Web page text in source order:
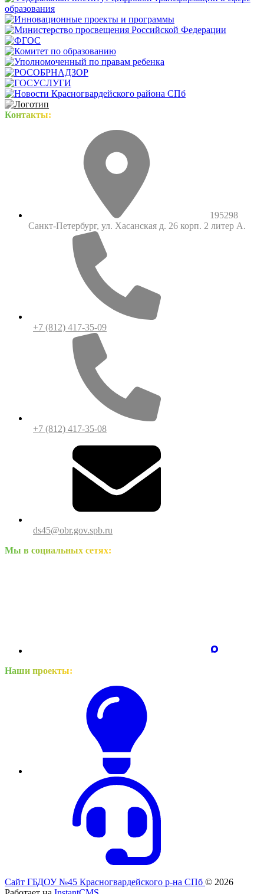
Контакты:
195298
Санкт-Петербург, ул. Хасанская д. 26 корп. 2 литер А.
+7 (812) 417-35-09
+7 (812) 417-35-08
ds45@obr.gov.spb.ru
Мы в социальных сетях:
Наши проекты:
Сайт ГБДОУ №45 Красногвардейского р-на СПб © 2026